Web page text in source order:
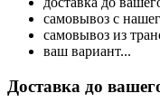
самовывоз с
самовывоз из
ваш вариант...
Доставка до